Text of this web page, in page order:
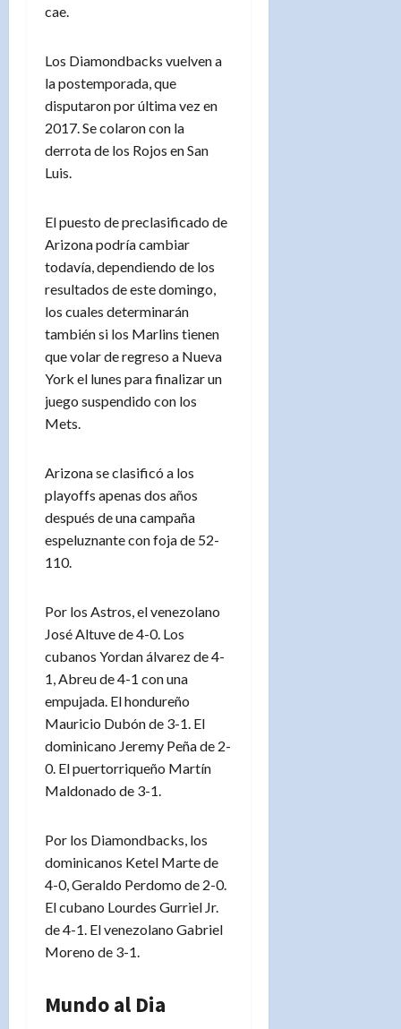
cae.
Los Diamondbacks vuelven a
la postemporada, que
disputaron por última vez en
2017. Se colaron con la
derrota de los Rojos en San
Luis.
El puesto de preclasificado de
Arizona podría cambiar
todavía, dependiendo de los
resultados de este domingo,
los cuales determinarán
también si los Marlins tienen
que volar de regreso a Nueva
York el lunes para finalizar un
juego suspendido con los
Mets.
Arizona se clasificó a los
playoffs apenas dos años
después de una campaña
espeluznante con foja de 52-
110.
Por los Astros, el venezolano
José Altuve de 4-0. Los
cubanos Yordan álvarez de 4-
1, Abreu de 4-1 con una
empujada. El hondureño
Mauricio Dubón de 3-1. El
dominicano Jeremy Peña de 2-
0. El puertorriqueño Martín
Maldonado de 3-1.
Por los Diamondbacks, los
dominicanos Ketel Marte de
4-0, Geraldo Perdomo de 2-0.
El cubano Lourdes Gurriel Jr.
de 4-1. El venezolano Gabriel
Moreno de 3-1.
Mundo al Dia